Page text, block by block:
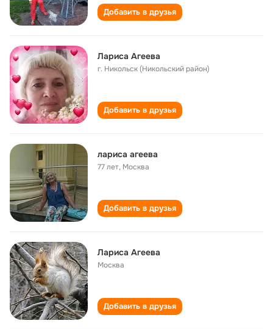
Добавить в друзья
Лариса Агеева
г. Никольск (Никольский район)
Добавить в друзья
лариса агеева
77 лет, Москва
Добавить в друзья
Лариса Агеева
Москва
Добавить в друзья